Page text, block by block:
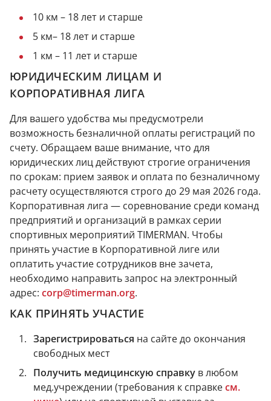
10 км – 18 лет и старше
5 км– 18 лет и старше
1 км – 11 лет и старше
ЮРИДИЧЕСКИМ ЛИЦАМ И
КОРПОРАТИВНАЯ ЛИГА
Для вашего удобства мы предусмотрели
возможность безналичной оплаты регистраций по
счету. Обращаем ваше внимание, что для
юридических лиц действуют строгие ограничения
по срокам: прием заявок и оплата по безналичному
расчету осуществляются строго до 29 мая 2026 года.
Корпоративная лига — соревнование среди команд
предприятий и организаций в рамках серии
спортивных мероприятий TIMERMAN. Чтобы
принять участие в Корпоративной лиге или
оплатить участие сотрудников вне зачета,
необходимо направить запрос на электронный
адрес: corp@timerman.org.
КАК ПРИНЯТЬ УЧАСТИЕ
Зарегистрироваться на сайте до окончания
свободных мест
Получить медицинскую справку в любом
мед.учреждении (требования к справкесм.